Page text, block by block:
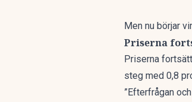
Men nu börjar
Priserna
Priserna
steg med 0,8
”Efterfrågan